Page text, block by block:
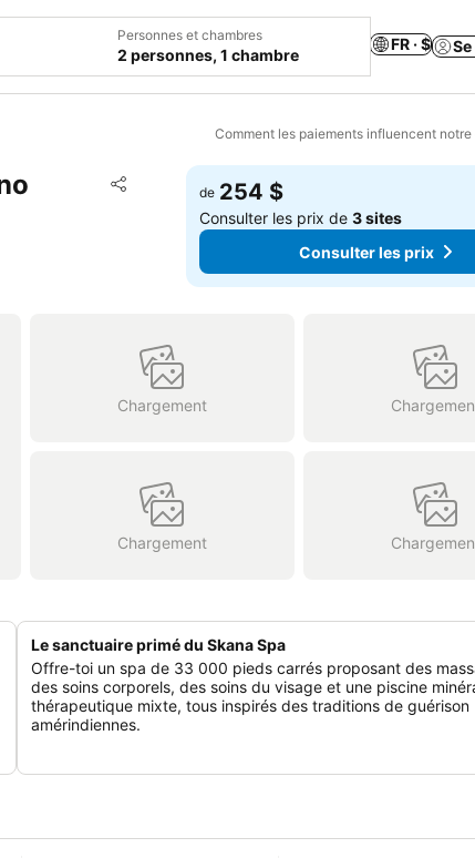
Personnes et chambres
2 personnes, 1 chambre
FR · $
Comment les paiements influencent
Partager
Ajouter à mes favoris
de 254 $
Consulter les prix de3 sites
Consulter les prix
Chargement
Chargement
Le sanctuaire primé du Skana Spa
Offre-toi un spa de 33 000 pieds carrés proposant des
des soins corporels, des soins du visage et une piscine
thérapeutique mixte, tous inspirés des traditions de guérison
amérindiennes.